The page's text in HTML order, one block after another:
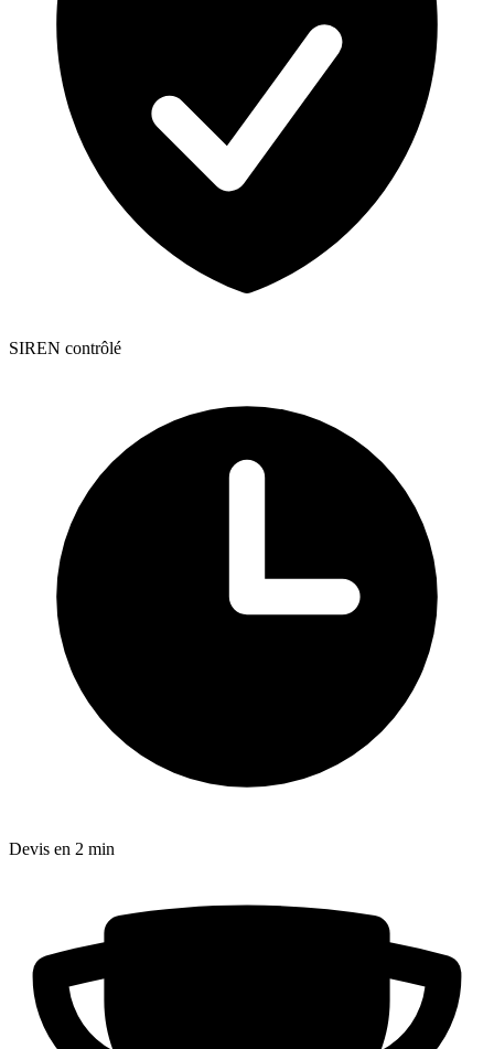
SIREN contrôlé
Devis en 2 min